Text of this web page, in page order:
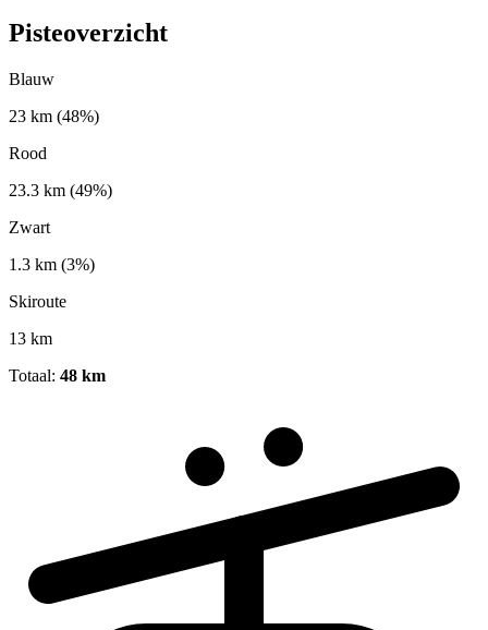
Pisteoverzicht
Blauw
23 km (48%)
Rood
23.3 km (49%)
Zwart
1.3 km (3%)
Skiroute
13 km
Totaal: 48 km